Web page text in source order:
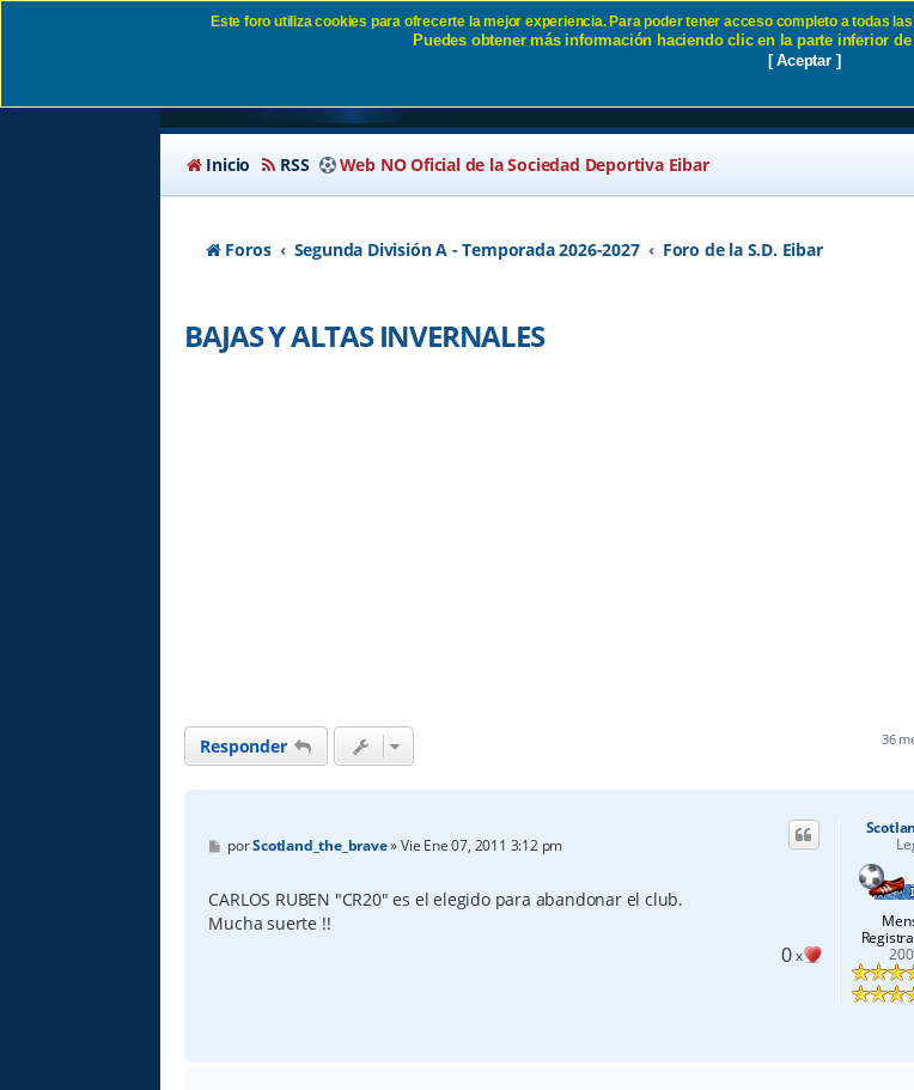
BAJAS Y ALTAS INVERNALES - Página 2
Inicio RSS Web NO Oficial de la Sociedad Deportiva Eibar
Foros Segunda División A - Temporada 2026-2027 Foro de la S.D. Eibar
BAJAS Y ALTAS INVERNALES
Responder 36
M
e
s
a
j
porScotland_the_brave»Vie Ene 07, 2011 3:12 pm
CARLOS RUBEN "CR20" es el elegido para abandonar el club.
Mucha suerte !!
0x
Este foro utiliza cookies para ofrecerte la mejor experiencia. Para poder tener acceso completo a todas
Puedes obtener más información haciendo clic en la parte inferior
[ Aceptar ]